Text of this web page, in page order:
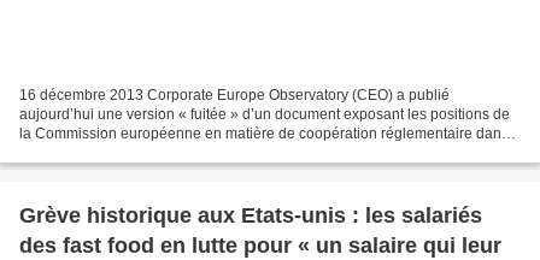
16 décembre 2013 Corporate Europe Observatory (CEO) a publié
aujourd’hui une version « fuitée » d’un document exposant les positions de
la Commission européenne en matière de coopération réglementaire dans
Grève historique aux Etats-unis : les salariés
des fast food en lutte pour « un salaire qui leur